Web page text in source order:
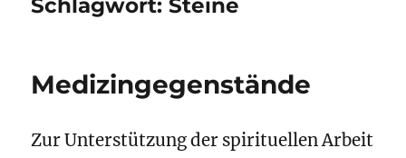
Schlagwort:Steine
Medizingegenstände
Zur Unterstützung der spirituellen Arbeit